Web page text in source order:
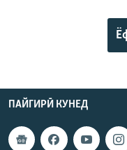
ПАЙГИРӢ КУНЕД